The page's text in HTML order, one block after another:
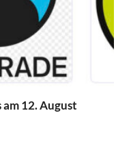
12. August